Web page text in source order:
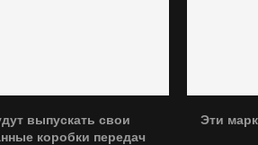
выпускать свои
коробки передач
Эти